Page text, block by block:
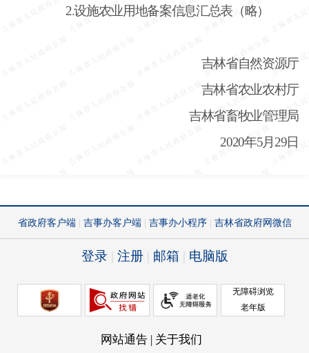
2.设施农业用地备案信息汇总表（略）
吉林省自然资源厅
吉林省农业农村厅
吉林省畜牧业管理局
2020年5月29日